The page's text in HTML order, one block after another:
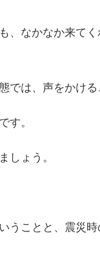
、なかなか来て
は、声をかける
す。
しょう。
うことと、震災